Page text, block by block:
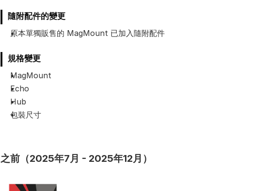
隨附配件的變更
原本單獨販售的 MagMount 已加入隨附配件
規格變更
MagMount
Echo
Hub
包裝尺寸
之前（2025年7月 - 2025年12月）